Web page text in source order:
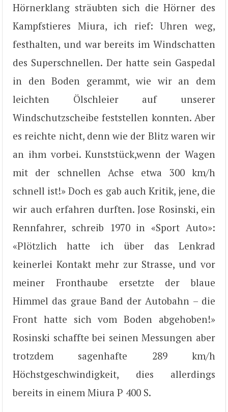
Hörnerklang sträubten sich die Hörner des
Kampfstieres Miura, ich rief: Uhren weg,
festhalten, und war bereits im Windschatten
des Superschnellen. Der hatte sein Gaspedal
in den Boden gerammt, wie wir an dem
leichten Ölschleier auf unserer
Windschutzscheibe feststellen konnten. Aber
es reichte nicht, denn wie der Blitz waren wir
an ihm vorbei. Kunststück,wenn der Wagen
mit der schnellen Achse etwa 300 km/h
schnell ist!» Doch es gab auch Kritik, jene, die
wir auch erfahren durften. Jose Rosinski, ein
Rennfahrer, schreib 1970 in «Sport Auto»:
«Plötzlich hatte ich über das Lenkrad
keinerlei Kontakt mehr zur Strasse, und vor
meiner Fronthaube ersetzte der blaue
Himmel das graue Band der Autobahn – die
Front hatte sich vom Boden abgehoben!»
Rosinski schaffte bei seinen Messungen aber
trotzdem sagenhafte 289 km/h
Höchstgeschwindigkeit, dies allerdings
bereits in einem Miura P 400 S.